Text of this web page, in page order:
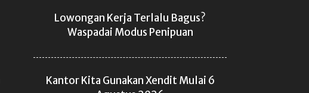
Lowongan Kerja Terlalu Bagus?
Waspadai Modus Penipuan
Kantor Kita Gunakan Xendit Mulai 6